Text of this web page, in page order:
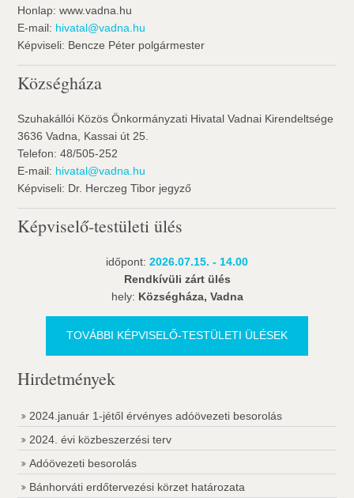
Honlap: www.vadna.hu
E-mail: hivatal@vadna.hu
Képviseli: Bencze Péter polgármester
Községháza
Szuhakállói Közös Önkormányzati Hivatal Vadnai Kirendeltsége
3636 Vadna, Kassai út 25.
Telefon: 48/505-252
E-mail: hivatal@vadna.hu
Képviseli: Dr. Herczeg Tibor jegyző
Képviselő-testületi ülés
időpont: 2026.07.15. - 14.00
Rendkívüli zárt ülés
hely: Községháza, Vadna
TOVÁBBI KÉPVISELŐ-TESTÜLETI ÜLÉSEK
Hirdetmények
2024.január 1-jétől érvényes adóövezeti besorolás
2024. évi közbeszerzési terv
Adóövezeti besorolás
Bánhorváti erdőtervezési körzet határozata